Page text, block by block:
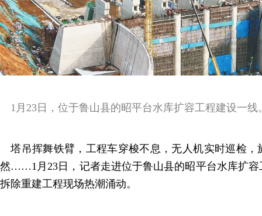
1月23日，位于鲁山县的昭平台水库扩容工程建设一线
塔吊挥舞铁臂，工程车穿梭不息，无人机实时巡检，
然……1月23日，记者走进位于鲁山县的昭平台水库扩容
拆除重建工程现场热潮涌动。